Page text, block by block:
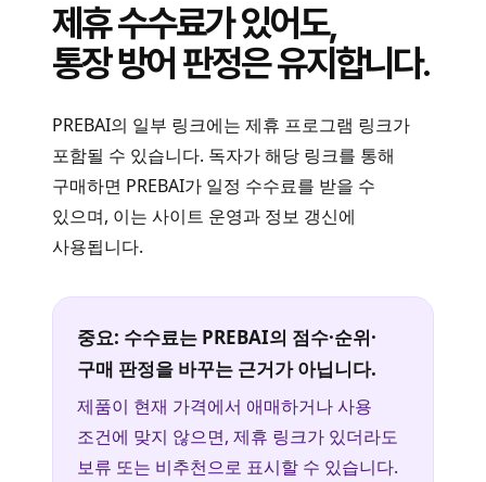
제휴 수수료가 있어도,
통장 방어 판정은 유지합니다.
PREBAI의 일부 링크에는 제휴 프로그램 링크가
포함될 수 있습니다. 독자가 해당 링크를 통해
구매하면 PREBAI가 일정 수수료를 받을 수
있으며, 이는 사이트 운영과 정보 갱신에
사용됩니다.
중요: 수수료는 PREBAI의 점수·순위·
구매 판정을 바꾸는 근거가 아닙니다.
제품이 현재 가격에서 애매하거나 사용
조건에 맞지 않으면, 제휴 링크가 있더라도
보류 또는 비추천으로 표시할 수 있습니다.